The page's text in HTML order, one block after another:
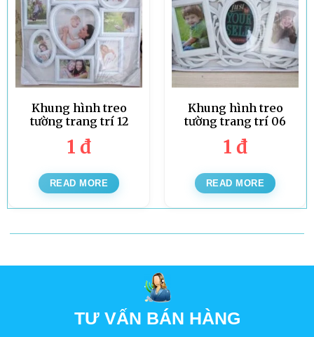
Khung hình treo
tường trang trí 12
1 đ
READ MORE
Khung hình treo
tường trang trí 06
1 đ
READ MORE
TƯ VẤN BÁN HÀNG